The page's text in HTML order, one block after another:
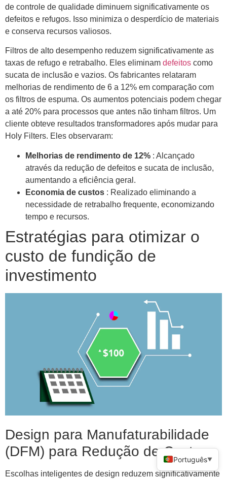
de controle de qualidade diminuem significativamente os
defeitos e refugos. Isso minimiza o desperdício de materiais
e conserva recursos valiosos.
Filtros de alto desempenho reduzem significativamente as
taxas de refugo e retrabalho. Eles eliminam defeitos como
sucata de inclusão e vazios. Os fabricantes relataram
melhorias de rendimento de 6 a 12% em comparação com
os filtros de espuma. Os aumentos potenciais podem chegar
a até 20% para processos que antes não tinham filtros. Um
cliente obteve resultados transformadores após mudar para
Holy Filters. Eles observaram:
Melhorias de rendimento de 12% : Alcançado
através da redução de defeitos e sucata de inclusão,
aumentando a eficiência geral.
Economia de custos : Realizado eliminando a
necessidade de retrabalho frequente, economizando
tempo e recursos.
Estratégias para otimizar o
custo de fundição de
investimento
Design para Manufaturabilidade
(DFM) para Redução de Custos
Escolhas inteligentes de design reduzem significativamente
Português▼